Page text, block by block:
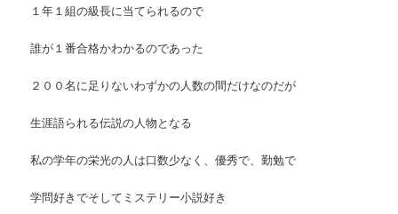
１年１組の級長に当てられるので
誰が１番合格かわかるのであった
２００名に足りないわずかの人数の間だけなのだが
生涯語られる伝説の人物となる
私の学年の栄光の人は口数少なく、優秀で、勤勉で
学問好きでそしてミステリー小説好き